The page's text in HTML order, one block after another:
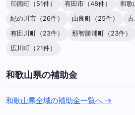
印南町（51件） 有田市（48件）
和歌
紀の川市（26件）
由良町（25件）
古
有田川町（23件）
那智勝浦町（23件）
広川町（21件）
和歌山県の補助金
和歌山県全域の補助金一覧へ →